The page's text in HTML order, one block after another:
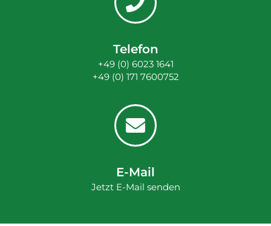
Telefon
+49 (0) 6023 1641
+49 (0) 171 7600752
E-Mail
Jetzt E-Mail senden